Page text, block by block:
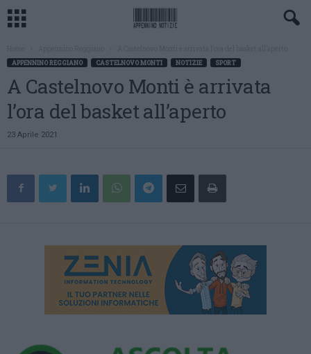
APPENNINO REGGIANO CASTELNOVO MONTI NOTIZIE SPORT
A Castelnovo Monti è arrivata
l’ora del basket all’aperto
23 Aprile 2021